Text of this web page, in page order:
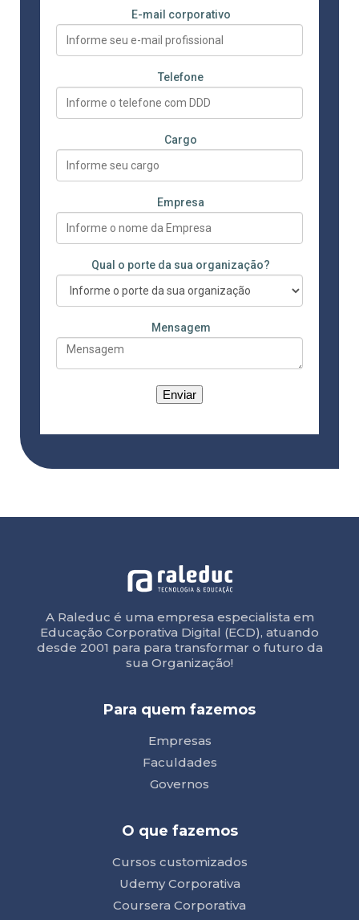
E-mail corporativo
Telefone
Cargo
Empresa
Qual o porte da sua organização?
Mensagem
Enviar
A Raleduc é uma empresa especialista em
Educação Corporativa Digital (ECD), atuando
desde 2001 para para transformar o futuro da
sua Organização!
Para quem fazemos
Empresas
Faculdades
Governos
O que fazemos
Cursos customizados
Udemy Corporativa
Coursera Corporativa